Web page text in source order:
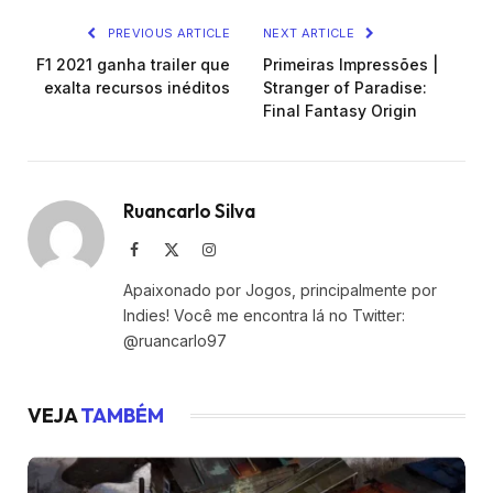
PREVIOUS ARTICLE
F1 2021 ganha trailer que
exalta recursos inéditos
NEXT ARTICLE
Primeiras Impressões |
Stranger of Paradise:
Final Fantasy Origin
Ruancarlo Silva
Facebook Instagram
Apaixonado por Jogos, principalmente por
Indies! Você me encontra lá no Twitter:
@ruancarlo97
VEJATAMBÉM